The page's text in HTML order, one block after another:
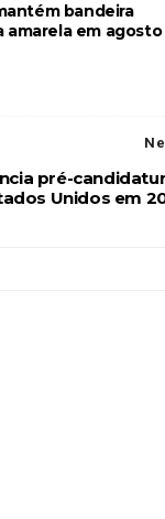
bandeira
amarela em agosto
pré-
Unidos em